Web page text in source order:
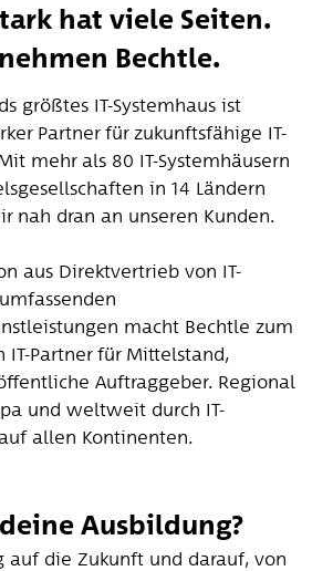
hat viele Seiten.
Bechtle.
größtes IT-Systemhaus ist
Partner für zukunftsfähige IT-
mehr als 80 IT-Systemhäusern
in 14 Ländern
nah dran an unseren Kunden.
aus Direktvertrieb von IT-
macht Bechtle zum
IT-Partner für Mittelstand,
Auftraggeber. Regional
und weltweit durch IT-
allen Kontinenten.
Ausbildung?
auf die Zukunft und darauf, von